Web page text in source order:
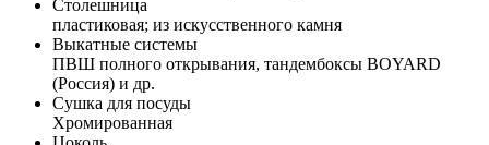
Столешница
пластиковая; из искусственного камня
Выкатные системы
ПВШ полного открывания, тандембоксы BOYARD
(Россия) и др.
Сушка для посуды
Хромированная